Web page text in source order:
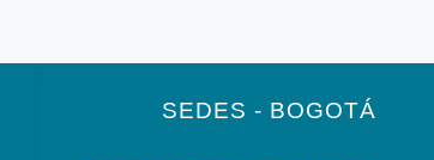
SEDES - BOGOTÁ